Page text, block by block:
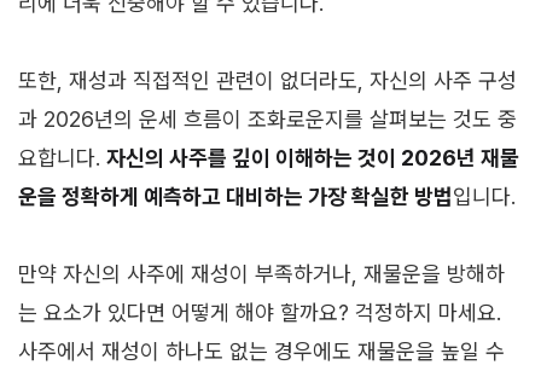
또한, 재성과 직접적인 관련이 없더라도, 자신의 사주 구성
과 2026년의 운세 흐름이 조화로운지를 살펴보는 것도 중
요합니다. 자신의 사주를 깊이 이해하는 것이 2026년 재물
운을 정확하게 예측하고 대비하는 가장 확실한 방법입니다.
만약 자신의 사주에 재성이 부족하거나, 재물운을 방해하
는 요소가 있다면 어떻게 해야 할까요? 걱정하지 마세요.
사주에서 재성이 하나도 없는 경우에도 재물운을 높일 수